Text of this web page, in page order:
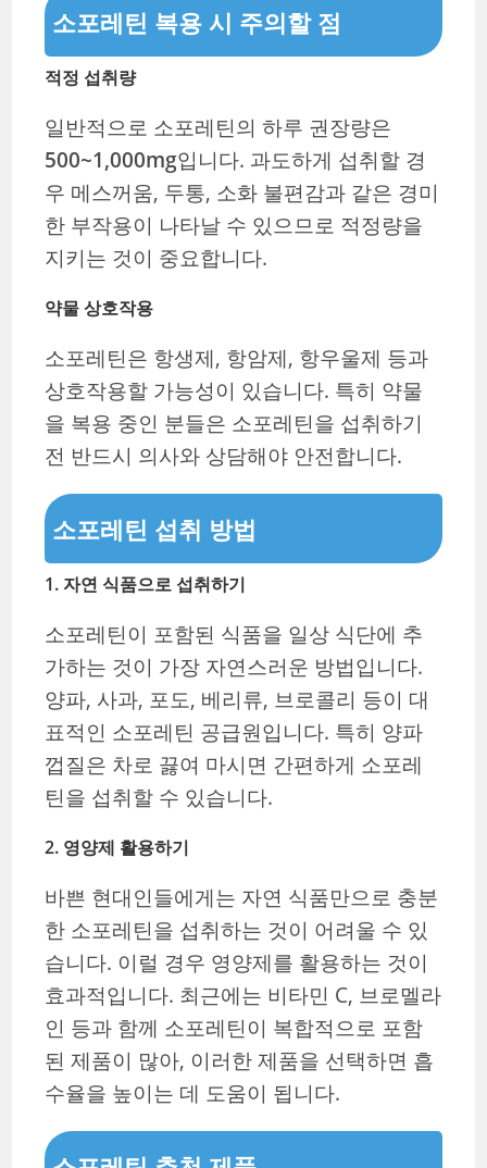
소포레틴 복용 시 주의할 점
적정 섭취량
일반적으로 소포레틴의 하루 권장량은
500~1,000mg입니다. 과도하게 섭취할 경
우 메스꺼움, 두통, 소화 불편감과 같은 경미
한 부작용이 나타날 수 있으므로 적정량을
지키는 것이 중요합니다.
약물 상호작용
소포레틴은 항생제, 항암제, 항우울제 등과
상호작용할 가능성이 있습니다. 특히 약물
을 복용 중인 분들은 소포레틴을 섭취하기
전 반드시 의사와 상담해야 안전합니다.
소포레틴 섭취 방법
1.자연 식품으로 섭취하기
소포레틴이 포함된 식품을 일상 식단에 추
가하는 것이 가장 자연스러운 방법입니다.
양파, 사과, 포도, 베리류, 브로콜리 등이 대
표적인 소포레틴 공급원입니다. 특히 양파
껍질은 차로 끓여 마시면 간편하게 소포레
틴을 섭취할 수 있습니다.
2. 영양제 활용하기
바쁜 현대인들에게는 자연 식품만으로 충분
한 소포레틴을 섭취하는 것이 어려울 수 있
습니다. 이럴 경우 영양제를 활용하는 것이
효과적입니다. 최근에는 비타민 C, 브로멜라
인 등과 함께 소포레틴이 복합적으로 포함
된 제품이 많아, 이러한 제품을 선택하면 흡
수율을 높이는 데 도움이 됩니다.